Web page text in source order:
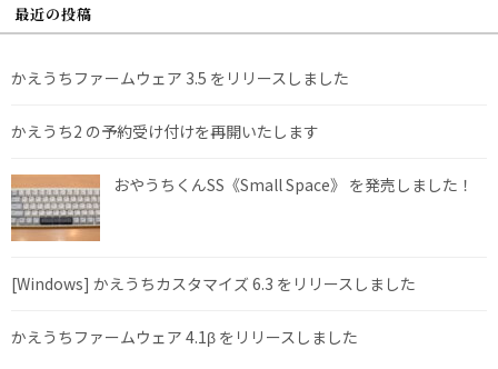
最近の投稿
かえうちファームウェア 3.5 をリリースしました
かえうち2 の予約受け付けを再開いたします
おやうちくんSS《Small Space》 を発売しました！
[Windows] かえうちカスタマイズ 6.3 をリリースしました
かえうちファームウェア 4.1β をリリースしました